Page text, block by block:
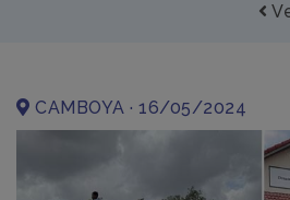
CAMBOYA · 16/05/2024